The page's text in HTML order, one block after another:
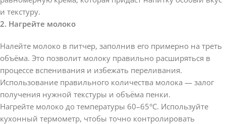
и текстуру.
2. Нагрейте молоко
Налейте молоко в питчер, заполнив его примерно на треть
объёма. Это позволит молоку правильно расширяться в
процессе вспенивания и избежать переливания.
Использование правильного количества молока — залог
получения нужной текстуры и объёма пенки.
Нагрейте молоко до температуры 60–65°C. Используйте
кухонный термометр, чтобы точно контролировать